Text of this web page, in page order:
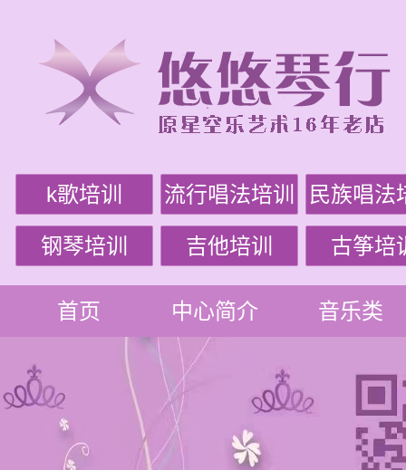
k歌培训 流行唱法培训 民族唱法
钢琴培训 吉他培训 古筝培
首页 中心简介 音乐类